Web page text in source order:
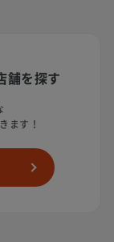
舗を探す
ます！